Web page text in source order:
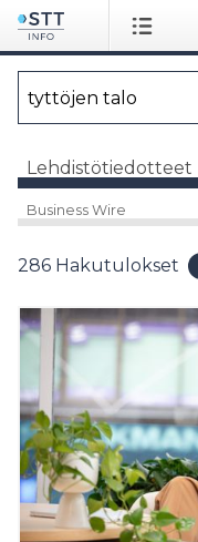
Lehdistötiedotteet
Business Wire
286 Hakutulokset